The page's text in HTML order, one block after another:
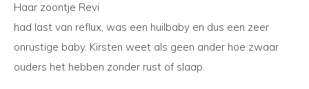
Haar zoontje Revi
had last van reflux, was een huilbaby en dus een zeer
onrustige baby. Kirsten weet als geen ander hoe zwaar
ouders het hebben zonder rust of slaap.